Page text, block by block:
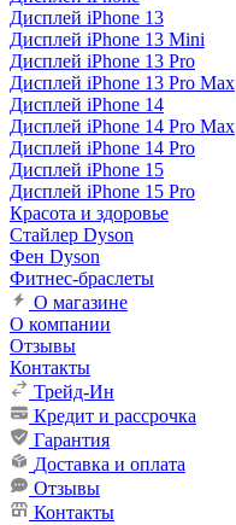
Дисплей iPhone 13
Дисплей iPhone 13 Mini
Дисплей iPhone 13 Pro
Дисплей iPhone 13 Pro Max
Дисплей iPhone 14
Дисплей iPhone 14 Pro Max
Дисплей iPhone 14 Pro
Дисплей iPhone 15
Дисплей iPhone 15 Pro
Красота и здоровье
Стайлер Dyson
Фен Dyson
Фитнес-браслеты
О магазине
О компании
Отзывы
Контакты
Трейд-Ин
Кредит и рассрочка
Гарантия
Доставка и оплата
Отзывы
Контакты